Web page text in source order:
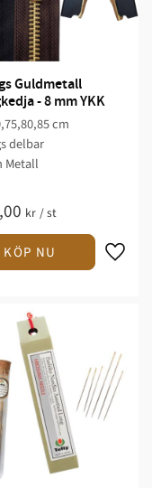
Guldmetall
- 8 mm YKK
cm
delbar
Metall
kr /st